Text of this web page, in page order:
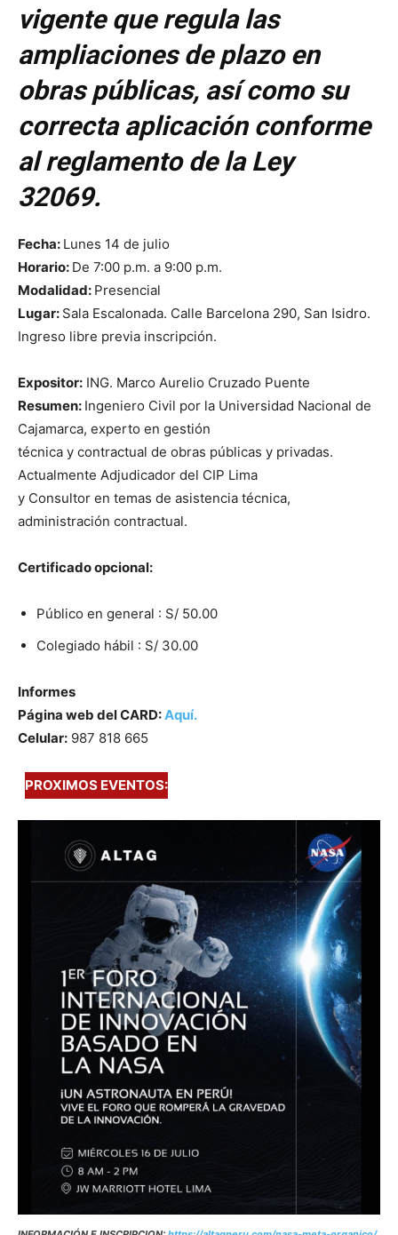
vigente que regula las
ampliaciones de plazo en
obras públicas, así como su
correcta aplicación conforme
al reglamento de la Ley
32069.
Fecha: Lunes 14 de julio
Horario: De 7:00 p.m. a 9:00 p.m.
Modalidad: Presencial
Lugar: Sala Escalonada. Calle Barcelona 290, San Isidro.
Ingreso libre previa inscripción.
Expositor: ING. Marco Aurelio Cruzado Puente
Resumen: Ingeniero Civil por la Universidad Nacional de
Cajamarca, experto en gestión
técnica y contractual de obras públicas y privadas.
Actualmente Adjudicador del CIP Lima
y Consultor en temas de asistencia técnica,
administración contractual.
Certificado opcional:
Público en general : S/ 50.00
Colegiado hábil : S/ 30.00
Informes
Página web del CARD:Aquí.
Celular: 987 818 665
PROXIMOS EVENTOS: